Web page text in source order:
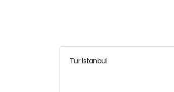
Tur Istanbul